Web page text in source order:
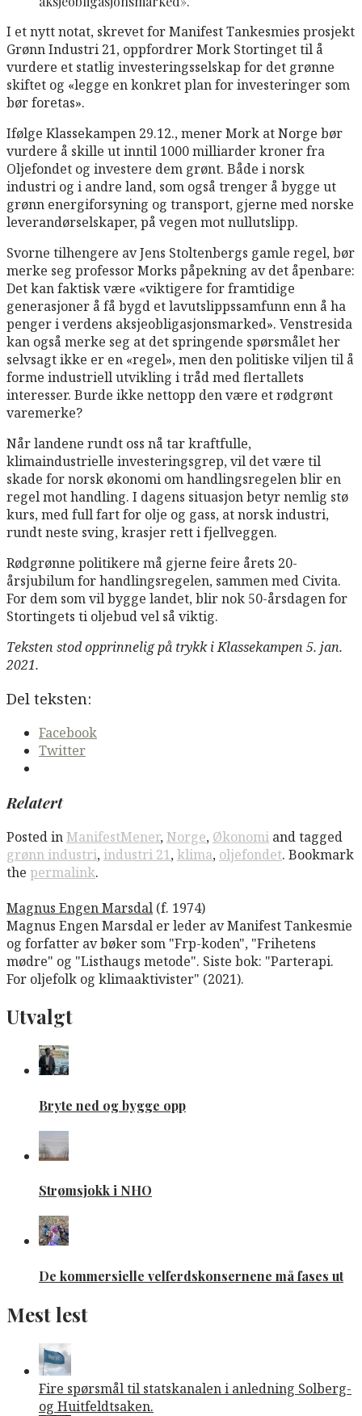
I et nytt notat, skrevet for Manifest Tankesmies prosjekt
Grønn Industri 21, oppfordrer Mork Stortinget til å
vurdere et statlig investeringsselskap for det grønne
skiftet og «legge en konkret plan for investeringer som
bør foretas».
Ifølge Klassekampen 29.12., mener Mork at Norge bør
vurdere å skille ut inntil 1000 milliarder kroner fra
Oljefondet og investere dem grønt. Både i norsk
industri og i andre land, som også trenger å bygge ut
grønn energiforsyning og transport, gjerne med norske
leverandørselskaper, på vegen mot nullutslipp.
Svorne tilhengere av Jens Stoltenbergs gamle regel, bør
merke seg professor Morks påpekning av det åpenbare:
Det kan faktisk være «viktigere for framtidige
generasjoner å få bygd et lavutslippssamfunn enn å ha
penger i verdens aksjeobligasjonsmarked». Venstresida
kan også merke seg at det springende spørsmålet her
selvsagt ikke er en «regel», men den politiske viljen til å
forme industriell utvikling i tråd med flertallets
interesser. Burde ikke nettopp den være et rødgrønt
varemerke?
Når landene rundt oss nå tar kraftfulle,
klimaindustrielle investeringsgrep, vil det være til
skade for norsk økonomi om handlingsregelen blir en
regel mot handling. I dagens situasjon betyr nemlig stø
kurs, med full fart for olje og gass, at norsk industri,
rundt neste sving, krasjer rett i fjellveggen.
Rødgrønne politikere må gjerne feire årets 20-
årsjubilum for handlingsregelen, sammen med Civita.
For dem som vil bygge landet, blir nok 50-årsdagen for
Stortingets ti oljebud vel så viktig.
Teksten stod opprinnelig på trykk i Klassekampen 5. jan.
2021.
Del teksten:
Facebook
Twitter
Relatert
Posted inManifestMener,Norge, Økonomi and tagged
grønn industri,industri 21,klima, oljefondet. Bookmark
the permalink.
Magnus Engen Marsdal (f. 1974)
Magnus Engen Marsdal er leder av Manifest Tankesmie
og forfatter av bøker som "Frp-koden", "Frihetens
mødre" og "Listhaugs metode". Siste bok: "Parterapi.
For oljefolk og klimaaktivister" (2021).
Utvalgt
Bryte ned og bygge opp
Strømsjokk i NHO
De kommersielle velferdskonsernene må fases ut
Mest lest
Fire spørsmål til statskanalen i anledning Solberg-
og Huitfeldtsaken.